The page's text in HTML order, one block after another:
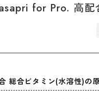
for Pro. 高
合ビタミン(水溶性)の